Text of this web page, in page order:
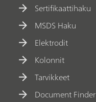
Sertifikaattihaku
MSDS Haku
Elektrodit
Kolonnit
Tarvikkeet
Document Finder